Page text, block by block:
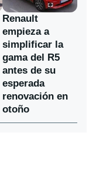
Renault
empieza a
simplificar la
gama del R5
antes de su
esperada
renovación en
otoño